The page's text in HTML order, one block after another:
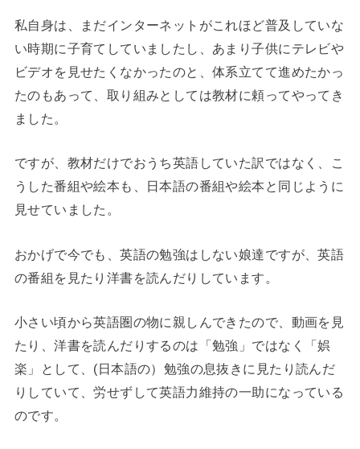
私自身は、まだインターネットがこれほど普及していな
い時期に子育てしていましたし、あまり子供にテレビや
ビデオを見せたくなかったのと、体系立てて進めたかっ
たのもあって、取り組みとしては教材に頼ってやってき
ました。
ですが、教材だけでおうち英語していた訳ではなく、こ
うした番組や絵本も、日本語の番組や絵本と同じように
見せていました。
おかげで今でも、英語の勉強はしない娘達ですが、英語
の番組を見たり洋書を読んだりしています。
小さい頃から英語圏の物に親しんできたので、動画を見
たり、洋書を読んだりするのは「勉強」ではなく「娯
楽」として、(日本語の）勉強の息抜きに見たり読んだ
りしていて、労せずして英語力維持の一助になっている
のです。